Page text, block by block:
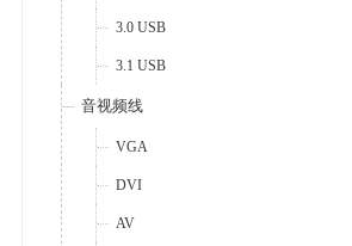
3.0 USB
3.1 USB
音视频线
VGA
DVI
AV